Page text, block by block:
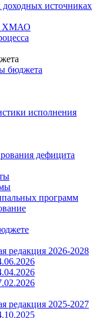
источниках
ХМАО
бюджета
исполнения
дефицита
программ
редакция 2026-2028
редакция 2025-2027